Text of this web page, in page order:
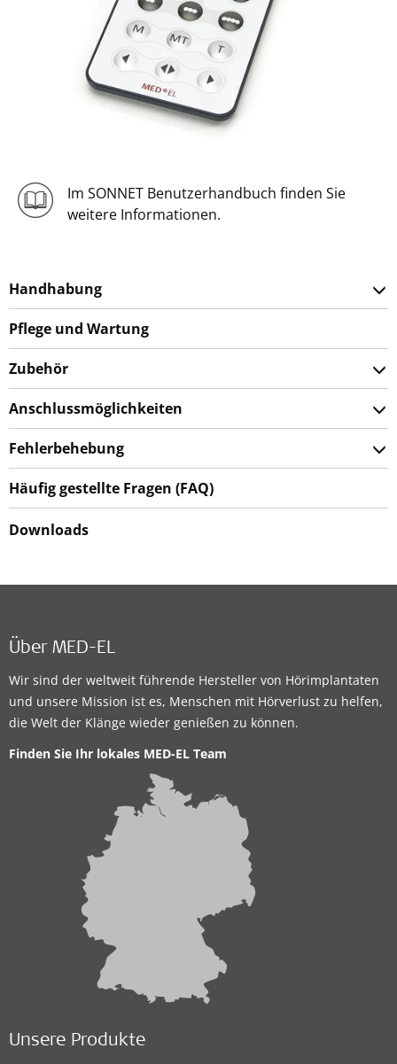
Im SONNET Benutzerhandbuch finden Sie
weitere Informationen.
Handhabung
Pflege und Wartung
Zubehör
Anschlussmöglichkeiten
Fehlerbehebung
Häufig gestellte Fragen (FAQ)
Downloads
Über MED-EL
Wir sind der weltweit führende Hersteller von Hörimplantaten
und unsere Mission ist es, Menschen mit Hörverlust zu helfen,
die Welt der Klänge wieder genießen zu können.
Finden Sie Ihr lokales MED-EL Team
Unsere Produkte